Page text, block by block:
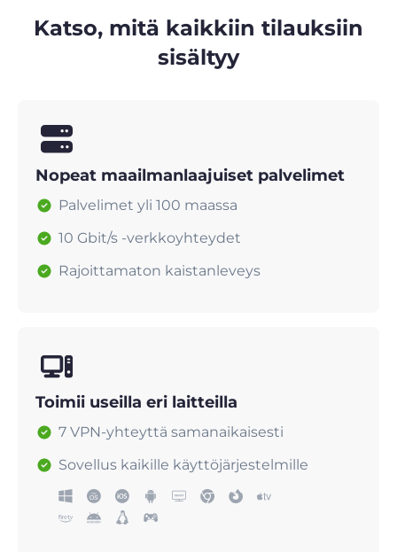
Katso, mitä kaikkiin tilauksiin
sisältyy
Nopeat maailmanlaajuiset palvelimet
Palvelimet yli 100 maassa
10 Gbit/s -verkkoyhteydet
Rajoittamaton kaistanleveys
Toimii useilla eri laitteilla
7 VPN-yhteyttä samanaikaisesti
Sovellus kaikille käyttöjärjestelmille